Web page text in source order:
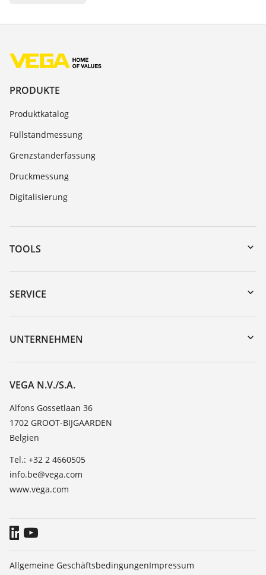
PRODUKTE
Produktkatalog
Füllstandmessung
Grenzstanderfassung
Druckmessung
Digitalisierung
TOOLS
Download-Center
Gerätesuche (Seriennummer)
DTM Collection/PACTware
SERVICE
Geräterücksendung
Trainings
TeamViewer
UNTERNEHMEN
Über VEGA
Kontakt
News
Presse
Blog
VEGA N.V./S.A.
Alfons Gossetlaan 36
1702 GROOT-BIJGAARDEN
Belgien
Tel.: +32 2 4660505
info.be@vega.com
www.vega.com
Allgemeine GeschäftsbedingungenImpressum